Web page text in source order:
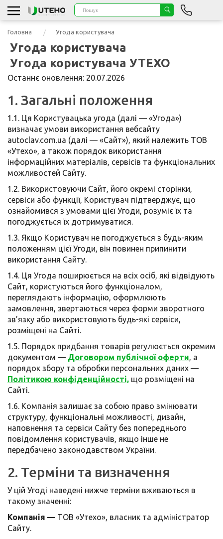
Головна Угода користувача
Угода користувача
Угода користувача УТЕХО
Останнє оновлення: 20.07.2026
1. Загальні положення
1.1. Ця Користувацька угода (далі — «Угода»)
визначає умови використання вебсайту
autoclav.com.ua (далі — «Сайт»), який належить ТОВ
«Утехо», а також порядок використання
інформаційних матеріалів, сервісів та функціональних
можливостей Сайту.
1.2. Використовуючи Сайт, його окремі сторінки,
сервіси або функції, Користувач підтверджує, що
ознайомився з умовами цієї Угоди, розуміє їх та
погоджується їх дотримуватися.
1.3. Якщо Користувач не погоджується з будь-яким
положенням цієї Угоди, він повинен припинити
використання Сайту.
1.4. Ця Угода поширюється на всіх осіб, які відвідують
Сайт, користуються його функціоналом,
переглядають інформацію, оформлюють
замовлення, звертаються через форми зворотного
зв’язку або використовують будь-які сервіси,
розміщені на Сайті.
1.5. Порядок придбання товарів регулюється окремим
документом — Договором публічної оферти, а
порядок збору та обробки персональних даних —
Політикою конфіденційності, що розміщені на
Сайті.
1.6. Компанія залишає за собою право змінювати
структуру, функціональні можливості, дизайн,
наповнення та сервіси Сайту без попереднього
повідомлення користувачів, якщо інше не
передбачено законодавством України.
2. Терміни та визначення
У цій Угоді наведені нижче терміни вживаються в
такому значенні:
Компанія — ТОВ «Утехо», власник та адміністратор
Сайту.